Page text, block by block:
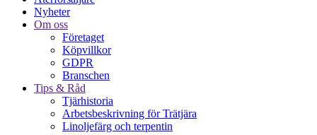
Nyheter
Om oss
Företaget
Köpvillkor
GDPR
Branschen
Tips & Råd
Tjärhistoria
Arbetsbeskrivning för Trätjära
Linoljefärg och terpentin